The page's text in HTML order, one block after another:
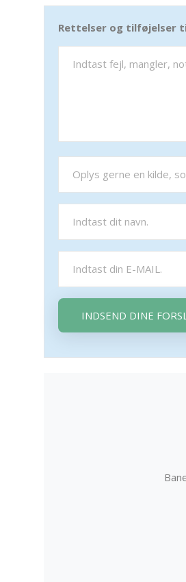
Rettelser og tilføjelser
INDSEND DINE